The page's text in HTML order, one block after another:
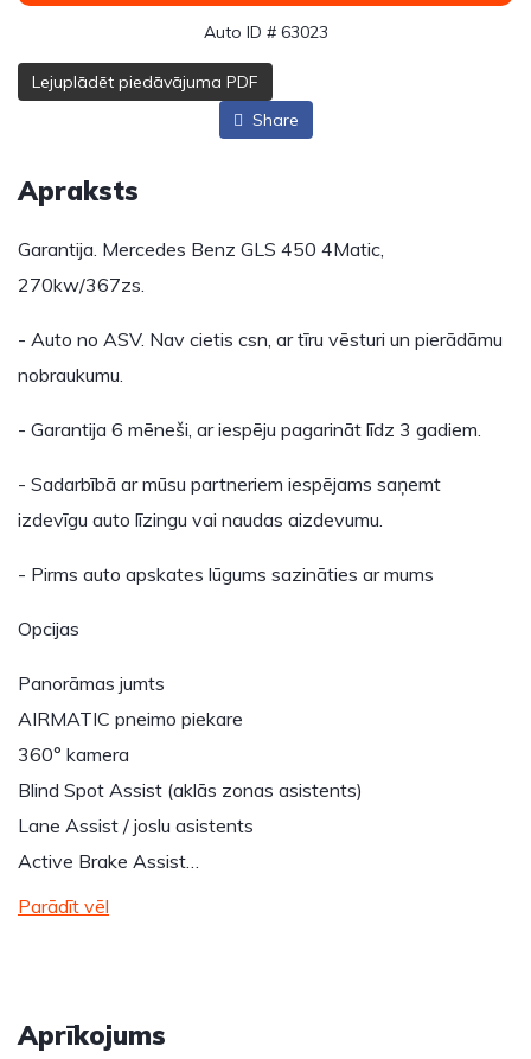
Auto ID # 63023
Lejuplādēt piedāvājuma PDF
Share
Apraksts
Garantija. Mercedes Benz GLS 450 4Matic,
270kw/367zs.
- Auto no ASV. Nav cietis csn, ar tīru vēsturi un pierādāmu
nobraukumu.
- Garantija 6 mēneši, ar iespēju pagarināt līdz 3 gadiem.
- Sadarbībā ar mūsu partneriem iespējams saņemt
izdevīgu auto līzingu vai naudas aizdevumu.
- Pirms auto apskates lūgums sazināties ar mums
Opcijas
Panorāmas jumts
AIRMATIC pneimo piekare
360° kamera
Blind Spot Assist (aklās zonas asistents)
Lane Assist / joslu asistents
Active Brake Assist…
Parādīt vēl
Aprīkojums